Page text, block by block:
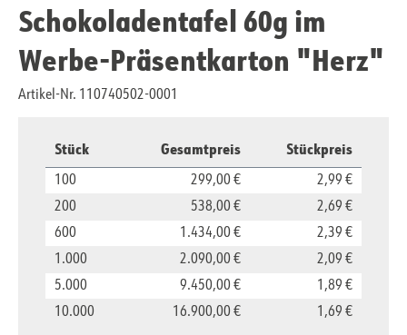
Schokoladentafel 60g im
Werbe-Präsentkarton "Herz"
Artikel-Nr. 110740502-0001
Stück Gesamtpreis Stückpreis
100 299,00 €
2,99 €
200
538,00 €
2,69 €
600
1.434,00 €
2,39 €
1.000
2.090,00 €
2,09 €
5.000
9.450,00 €
1,89 €
10.000
16.900,00 € 1,69 €